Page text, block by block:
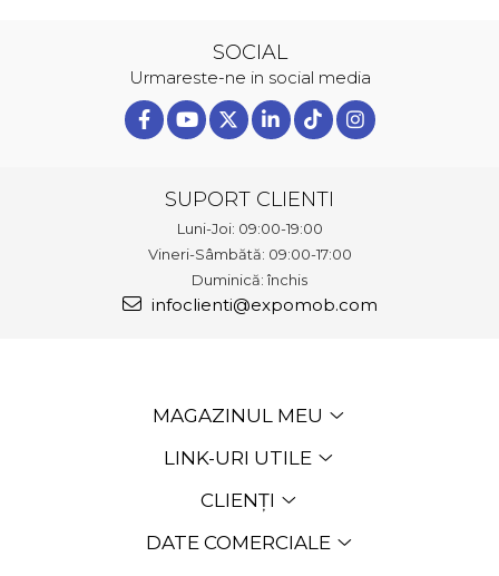
SOCIAL
Urmareste-ne in social media
SUPORT CLIENTI
Luni-Joi: 09:00-19:00
Vineri-Sâmbătă: 09:00-17:00
Duminică: închis
infoclienti@expomob.com
MAGAZINUL MEU
LINK-URI UTILE
CLIENȚI
DATE COMERCIALE